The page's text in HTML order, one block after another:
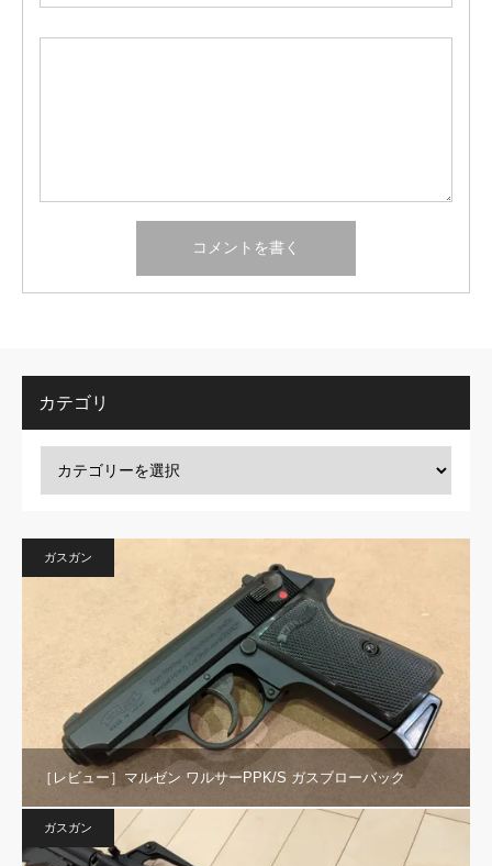
カテゴリ
ガスガン
［レビュー］マルゼン ワルサーPPK/S ガスブローバック
ガスガン